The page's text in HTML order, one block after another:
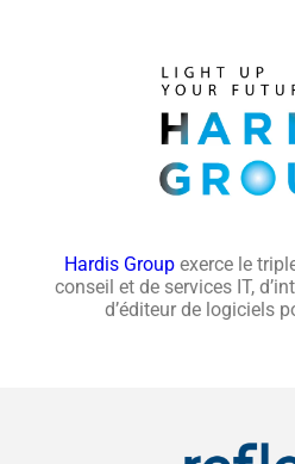
Hardis Groupexerce le
conseil et de services IT,
d’éditeur de logiciels